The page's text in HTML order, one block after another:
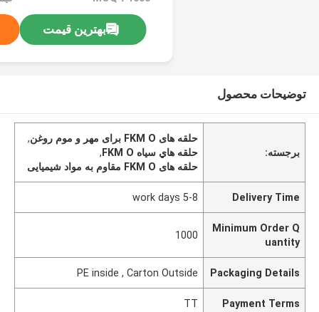
بهترین قیمت
توضیحات محصول
برجسته:
حلقه های FKM O برای مهر و موم روغن
,
حلقه هاي سياه FKM O
,
حلقه های FKM O مقاوم به مواد شیمیایی
Delivery Time
5-8 work days
Minimum Order Q
uantity
1000
Packaging Details
PE inside , Carton Outside
Payment Terms
TT